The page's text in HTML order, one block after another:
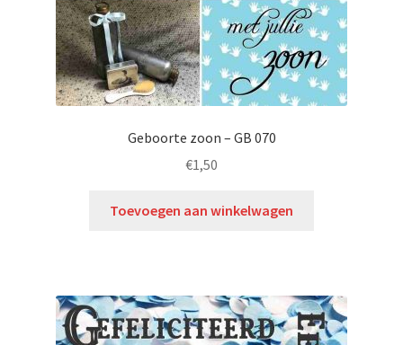
Geboorte zoon – GB 070
€1,50
Toevoegen aan winkelwagen